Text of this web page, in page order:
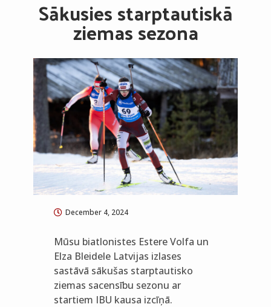
Sākusies starptautiskā
ziemas sezona
December 4, 2024
Mūsu biatlonistes Estere Volfa un
Elza Bleidele Latvijas izlases
sastāvā sākušas starptautisko
ziemas sacensību sezonu ar
startiem IBU kausa izcīņā.